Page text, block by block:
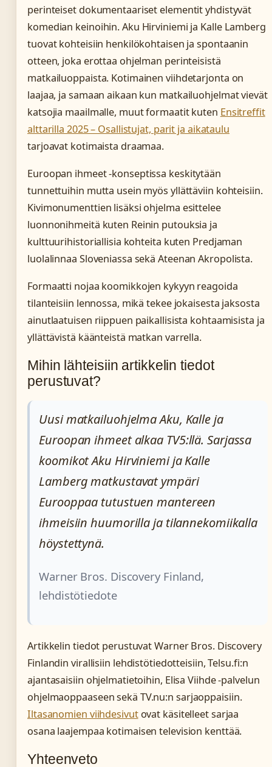
perinteiset dokumentaariset elementit yhdistyvät
komedian keinoihin. Aku Hirviniemi ja Kalle Lamberg
tuovat kohteisiin henkilökohtaisen ja spontaanin
otteen, joka erottaa ohjelman perinteisistä
matkailuoppaista. Kotimainen viihdetarjonta on
laajaa, ja samaan aikaan kun matkailuohjelmat vievät
katsojia maailmalle, muut formaatit kuten Ensitreffit
alttarilla 2025 – Osallistujat, parit ja aikataulu
tarjoavat kotimaista draamaa.
Euroopan ihmeet -konseptissa keskitytään
tunnettuihin mutta usein myös yllättäviin kohteisiin.
Kivimonumenttien lisäksi ohjelma esittelee
luonnonihmeitä kuten Reinin putouksia ja
kulttuurihistoriallisia kohteita kuten Predjaman
luolalinnaa Sloveniassa sekä Ateenan Akropolista.
Formaatti nojaa koomikkojen kykyyn reagoida
tilanteisiin lennossa, mikä tekee jokaisesta jaksosta
ainutlaatuisen riippuen paikallisista kohtaamisista ja
yllättävistä käänteistä matkan varrella.
Mihin lähteisiin artikkelin tiedot
perustuvat?
Uusi matkailuohjelma Aku, Kalle ja
Euroopan ihmeet alkaa TV5:llä. Sarjassa
koomikot Aku Hirviniemi ja Kalle
Lamberg matkustavat ympäri
Eurooppaa tutustuen mantereen
ihmeisiin huumorilla ja tilannekomiikalla
höystettynä.
Warner Bros. Discovery Finland,
lehdistötiedote
Artikkelin tiedot perustuvat Warner Bros. Discovery
Finlandin virallisiin lehdistötiedotteisiin, Telsu.fi:n
ajantasaisiin ohjelmatietoihin, Elisa Viihde -palvelun
ohjelmaoppaaseen sekä TV.nu:n sarjaoppaisiin.
Iltasanomien viihdesivutovat käsitelleet sarjaa
osana laajempaa kotimaisen television kenttää.
Yhteenveto